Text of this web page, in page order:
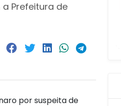
Prefeitura de